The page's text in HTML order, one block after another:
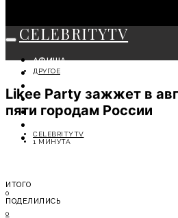
CELEBRITYTV
АФИША
СОБЫТИЯ
КРАСОТА
МОДА
ЛИЧНОСТЬ
СОВЕТЫ ЭКСПЕРТОВ
ДРУГОЕ
Likee Party зажжет в
пяти городам России
CELEBRITYTV
1 МИНУТА
ИТОГО
0
ПОДЕЛИЛИСЬ
0